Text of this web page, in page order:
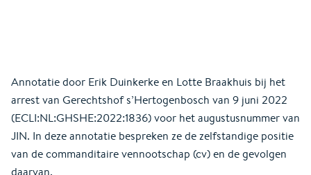
Annotatie door Erik Duinkerke en Lotte Braakhuis bij het
arrest van Gerechtshof s’Hertogenbosch van 9 juni 2022
(ECLI:NL:GHSHE:2022:1836) voor het augustusnummer van
JIN. In deze annotatie bespreken ze de zelfstandige positie
van de commanditaire vennootschap (cv) en de gevolgen
daarvan.